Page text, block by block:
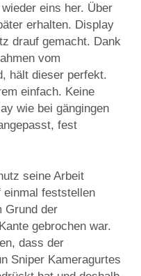
eins her. Über
erhalten. Display
drauf gemacht. Dank
vom
hält dieser perfekt.
einfach. Keine
wie bei gängingen
fest
seine Arbeit
einmal feststellen
Grund der
gebrochen war.
dass der
Sniper Kameragurtes